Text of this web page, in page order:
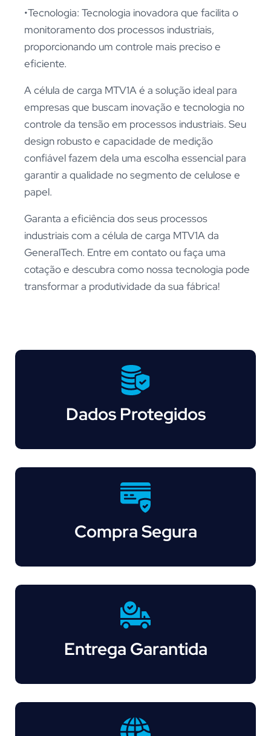
•Tecnologia: Tecnologia inovadora que facilita o
monitoramento dos processos industriais,
proporcionando um controle mais preciso e
eficiente.
A célula de carga MTV1A é a solução ideal para
empresas que buscam inovação e tecnologia no
controle da tensão em processos industriais. Seu
design robusto e capacidade de medição
confiável fazem dela uma escolha essencial para
garantir a qualidade no segmento de celulose e
papel.
Garanta a eficiência dos seus processos
industriais com a célula de carga MTV1A da
GeneralTech. Entre em contato ou faça uma
cotação e descubra como nossa tecnologia pode
transformar a produtividade da sua fábrica!
Dados Protegidos
Compra Segura
Entrega Garantida